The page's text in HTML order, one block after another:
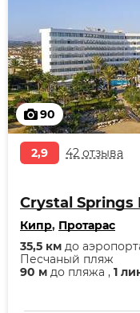
90
2,9 42 отзыва
Crystal Springs
Кипр, Протарас
90 м до пляжа , 1
Песчаный пляж
35,5 км до